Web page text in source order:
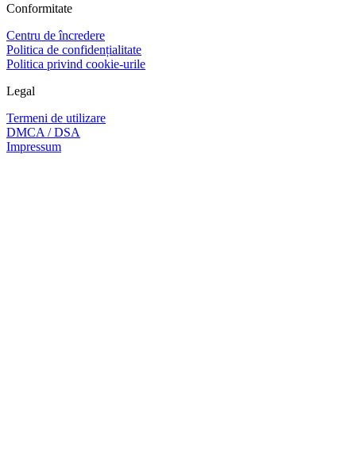
Conformitate
Centru de încredere
Politica de confidențialitate
Politica privind cookie-urile
Legal
Termeni de utilizare
DMCA / DSA
Impressum